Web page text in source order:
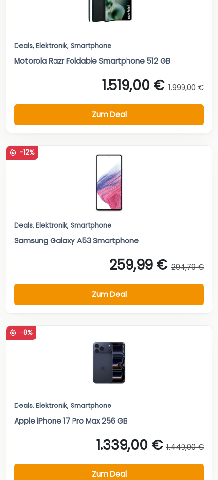
Deals, Elektronik, Smartphone
Motorola Razr Foldable Smartphone 512 GB
1.519,00 € 1.999,00 €
Zum Deal
-12%
Deals, Elektronik, Smartphone
Samsung Galaxy A53 Smartphone
259,99 € 294,79 €
Zum Deal
-8%
Deals, Elektronik, Smartphone
Apple iPhone 17 Pro Max 256 GB
1.339,00 € 1.449,00 €
Zum Deal